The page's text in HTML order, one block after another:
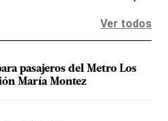
Ver todos
pasajeros del Metro Los
María Montez